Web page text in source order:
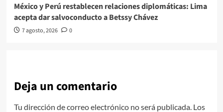
México y Perú restablecen relaciones diplomáticas: Lima
acepta dar salvoconducto a Betssy Chávez
7 agosto, 2026 0
Deja un comentario
Tu dirección de correo electrónico no será publicada. Los